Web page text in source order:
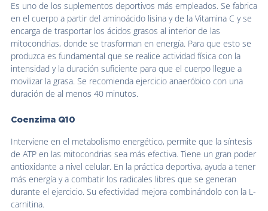
Es uno de los suplementos deportivos más empleados. Se fabrica
en el cuerpo a partir del aminoácido lisina y de la Vitamina C y se
encarga de trasportar los ácidos grasos al interior de las
mitocondrias, donde se trasforman en energía. Para que esto se
produzca es fundamental que se realice actividad física con la
intensidad y la duración suficiente para que el cuerpo llegue a
movilizar la grasa. Se recomienda ejercicio anaeróbico con una
duración de al menos 40 minutos.
Coenzima Q10
Interviene en el metabolismo energético, permite que la síntesis
de ATP en las mitocondrias sea más efectiva. Tiene un gran poder
antioxidante a nivel celular. En la práctica deportiva, ayuda a tener
más energía y a combatir los radicales libres que se generan
durante el ejercicio. Su efectividad mejora combinándolo con la L-
carnitina.